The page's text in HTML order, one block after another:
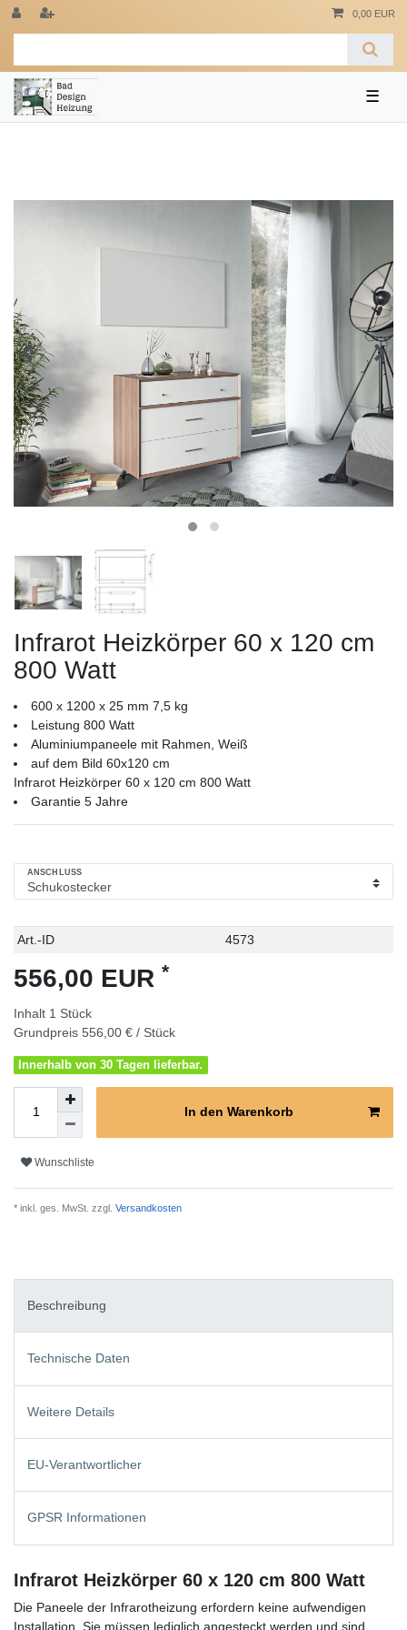
0,00 EUR
☰
Infrarot Heizkörper 60 x 120 cm
800 Watt
600 x 1200 x 25 mm 7,5 kg
Leistung 800 Watt
Aluminiumpaneele mit Rahmen, Weiß
auf dem Bild 60x120 cm
Infrarot Heizkörper 60 x 120 cm 800 Watt
Garantie 5 Jahre
ANSCHLUSS
Technisches
Wert
Art.-ID 4573
556,00 EUR *
Inhalt 1 Stück
Grundpreis 556,00 € / Stück
Innerhalb von 30 Tagen lieferbar.
In den Warenkorb
Wunschliste
* inkl. ges. MwSt. zzgl. Versandkosten
Beschreibung
Technische Daten
Weitere Details
EU-Verantwortlicher
GPSR Informationen
Infrarot Heizkörper 60 x 120 cm 800 Watt
Die Paneele der Infrarotheizung erfordern keine aufwendigen
Installation. Sie müssen lediglich angesteckt werden und sind